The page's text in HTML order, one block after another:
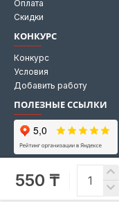
550 ₸
Оплата
Скидки
КОНКУРС
Конкурс
Условия
Добавить работу
ПОЛЕЗНЫЕ ССЫЛКИ
Мы на Яндекс картах
Мы в 2GIS